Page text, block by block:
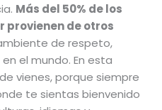
Más del 50% de los
provienen de otros
de respeto,
el mundo. En esta
vienes, porque siempre
te sientas bienvenido